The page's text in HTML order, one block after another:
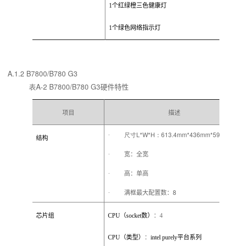
1个红绿橙三色健康灯
1个绿色网络指示灯
A.1.2 B7800/B780 G3
表A-2 B7800/B780 G3硬件特性
项目 描述
结构 · 尺寸L*W*H ：
· 宽：全宽
· 高：单高
· 满框最大配置数：8
芯片组 CPU （socket数） ：4
CPU （类型） ：intel purely平台系列